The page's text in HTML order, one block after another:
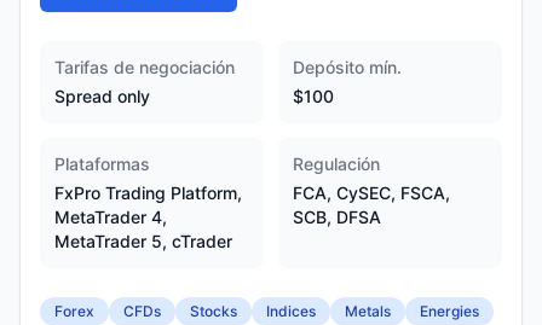
Tarifas de negociación
Spread only
Depósito mín.
$100
Plataformas
FxPro Trading Platform,
MetaTrader 4,
MetaTrader 5, cTrader
Regulación
FCA, CySEC, FSCA,
SCB, DFSA
Forex CFDs Stocks Indices Metals
Energies